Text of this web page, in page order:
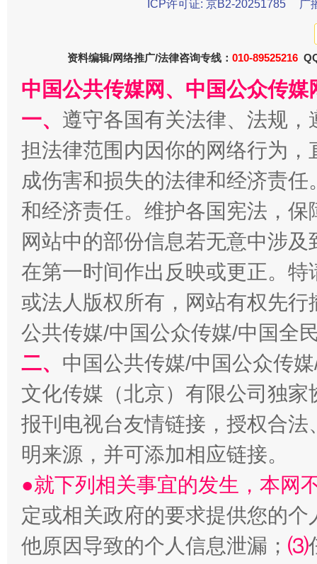
魏明
“刷贴”乱象丛生
揭批美国五大"原罪" "炒
ICP许可证: 京B2-20251785
广
资料编辑/网络推广/法律咨询专线： 010-89525216
中国公共传媒网、中国公众传
一、 遵守各国有关法律、法规
担法律范围内因你的网络行为
成伤害和损失的法律和经济责
和经济责任。维护各国宪法，
网站中的部份信息若无意中涉
在第一时间作出反映或更正。
或法人版权所有，网站有权先
公共传媒/中国公众传媒/中国全
二、 中国公共传媒/中国公众传
文化传媒（北京）有限公司独
报刊电视台友情链接，授权合
明来源，并可添加相应链接。
●就下列相关事宜的发生，本网
定或相关政府的要求提供您的个
他原因导致的个人信息泄漏； ⑶